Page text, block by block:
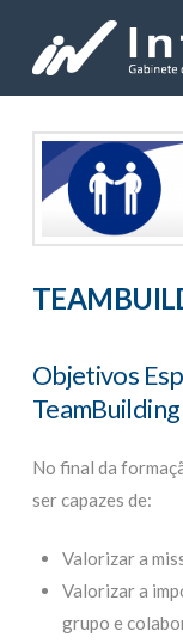
Objetivos
TeamBuilding
No final da
ser capazes de:
Valorizar a
Valorizar a
grupo e